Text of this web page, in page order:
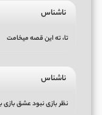
ناشناس
تا، ته این قصه میخامت
ناشناس
نظر بازی نبود عشق